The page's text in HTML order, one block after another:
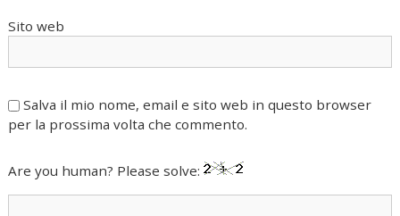
Sito web
Salva il mio nome, email e sito web in questo browser
per la prossima volta che commento.
Are you human? Please solve: